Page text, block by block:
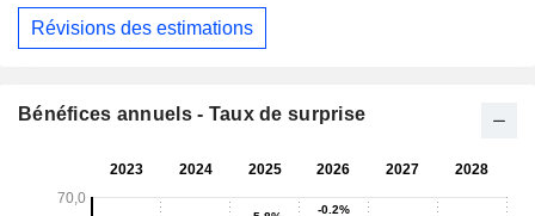
Révisions des estimations
Bénéfices annuels - Taux de surprise